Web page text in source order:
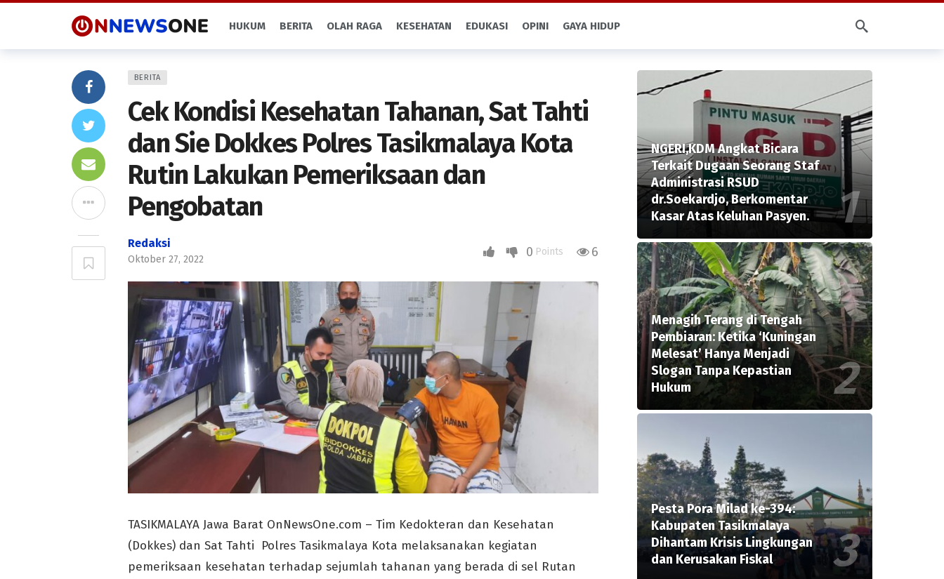
HUKUM BERITA OLAH RAGA KESEHATAN EDUKASI OPINI GAYA HIDUP
BERITA
Cek Kondisi Kesehatan Tahanan, Sat Tahti
dan Sie Dokkes Polres Tasikmalaya Kota
Rutin Lakukan Pemeriksaan dan
Pengobatan
Redaksi
Oktober 27, 2022 0 Points 6
TASIKMALAYA Jawa Barat OnNewsOne.com – Tim Kedokteran dan Kesehatan
(Dokkes) dan Sat Tahti Polres Tasikmalaya Kota melaksanakan kegiatan
pemeriksaan kesehatan terhadap sejumlah tahanan yang berada di sel Rutan
NGERI,KDM Angkat Bicara
Terkait Dugaan Seorang Staf
Administrasi RSUD
dr.Soekardjo, Berkomentar
Kasar Atas Keluhan Pasyen.
Menagih Terang di Tengah
Pembiaran: Ketika ‘Kuningan
Melesat’ Hanya Menjadi
Slogan Tanpa Kepastian
Hukum
Pesta Pora Milad ke-394:
Kabupaten Tasikmalaya
Dihantam Krisis Lingkungan
dan Kerusakan Fiskal